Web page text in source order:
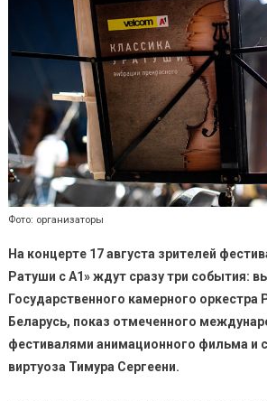
Фото: организаторы
На концерте 17 августа зрителей
Ратуши с A1» ждут сразу три события:
Государственного камерного оркестра
Беларусь, показ отмеченного
фестивалями анимационного фильма и
виртуоза Тимура Сергеени.